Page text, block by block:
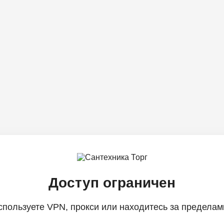
Доступ ограничен
VPN, прокси или находитесь за